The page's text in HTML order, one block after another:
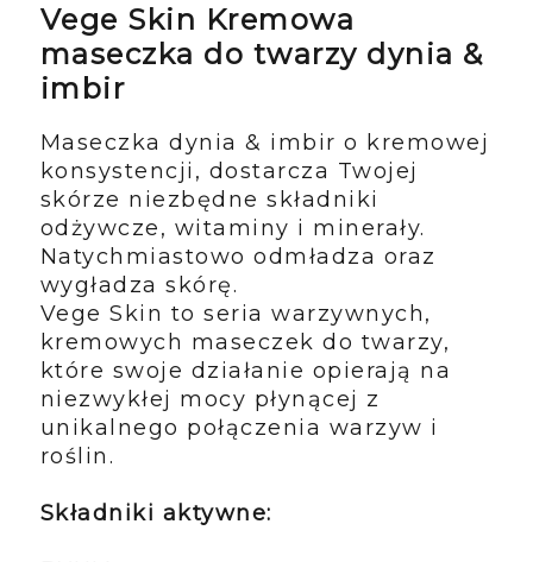
Vege Skin Kremowa
maseczka do twarzy dynia &
imbir
Maseczka dynia & imbir o kremowej
konsystencji, dostarcza Twojej
skórze niezbędne składniki
odżywcze, witaminy i minerały.
Natychmiastowo odmładza oraz
wygładza skórę.
Vege Skin to seria warzywnych,
kremowych maseczek do twarzy,
które swoje działanie opierają na
niezwykłej mocy płynącej z
unikalnego połączenia warzyw i
roślin.
Składniki aktywne: